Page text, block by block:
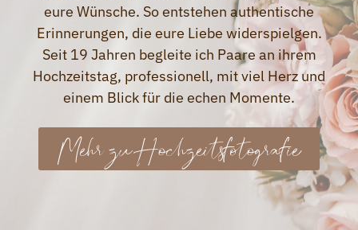
eure Wünsche. So entstehen authentische
Erinnerungen, die eure Liebe widerspielgen.
Seit 19 Jahren begleite ich Paare an ihrem
Hochzeitstag, professionell, mit viel Herz und
einem Blick für die echen Momente.
Mehr zu Hochzeitsfotografie